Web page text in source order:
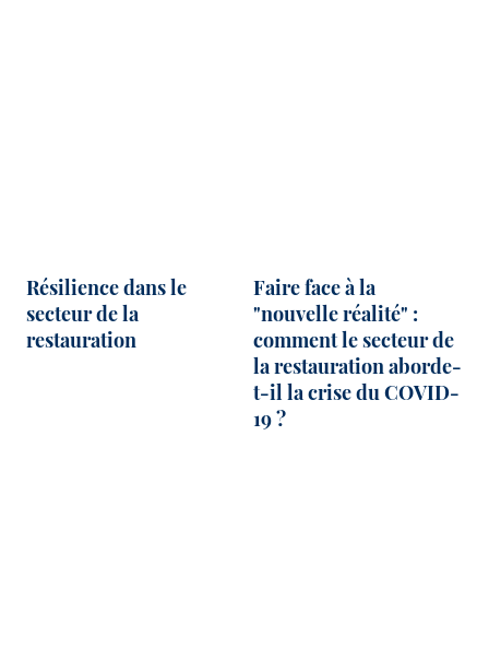
Résilience dans le
secteur de la
restauration
Faire face à la
"nouvelle réalité" :
comment le secteur de
la restauration aborde-
t-il la crise du COVID-
19 ?